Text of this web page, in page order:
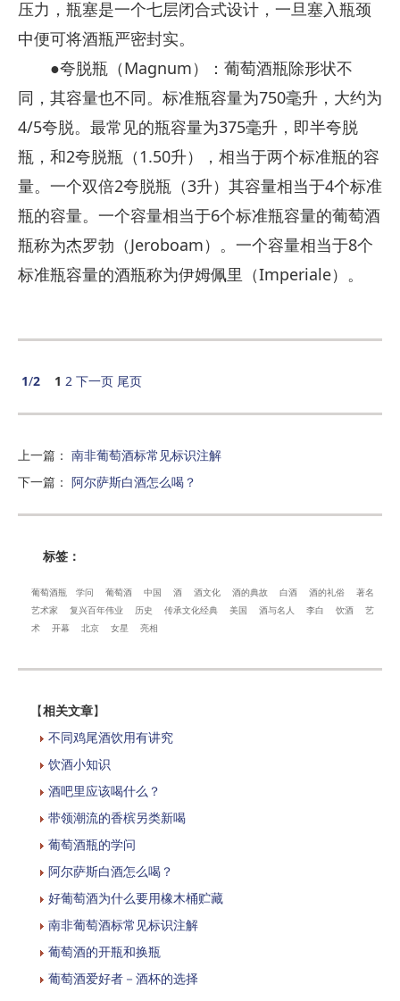
压力，瓶塞是一个七层闭合式设计，一旦塞入瓶颈
中便可将酒瓶严密封实。
●夸脱瓶（Magnum）：葡萄酒瓶除形状不
同，其容量也不同。标准瓶容量为750毫升，大约为
4/5夸脱。最常见的瓶容量为375毫升，即半夸脱
瓶，和2夸脱瓶（1.50升），相当于两个标准瓶的容
量。一个双倍2夸脱瓶（3升）其容量相当于4个标准
瓶的容量。一个容量相当于6个标准瓶容量的葡萄酒
瓶称为杰罗勃（Jeroboam）。一个容量相当于8个
标准瓶容量的酒瓶称为伊姆佩里（Imperiale）。
1/2 1 2 下一页 尾页
上一篇 ： 南非葡萄酒标常见标识注解
下一篇 ： 阿尔萨斯白酒怎么喝？
标签：
葡萄酒瓶 学问 葡萄酒 中国 酒 酒文化 酒的典故 白酒 酒的礼俗
著名
艺术家
复兴百年伟业 历史 传承文化经典 美国 酒与名人 李白 饮酒
艺
术
开幕 北京 女星 亮相
【相关文章】
不同鸡尾酒饮用有讲究
饮酒小知识
酒吧里应该喝什么？
带领潮流的香槟另类新喝
葡萄酒瓶的学问
阿尔萨斯白酒怎么喝？
好葡萄酒为什么要用橡木桶贮藏
南非葡萄酒标常见标识注解
葡萄酒的开瓶和换瓶
葡萄酒爱好者－酒杯的选择